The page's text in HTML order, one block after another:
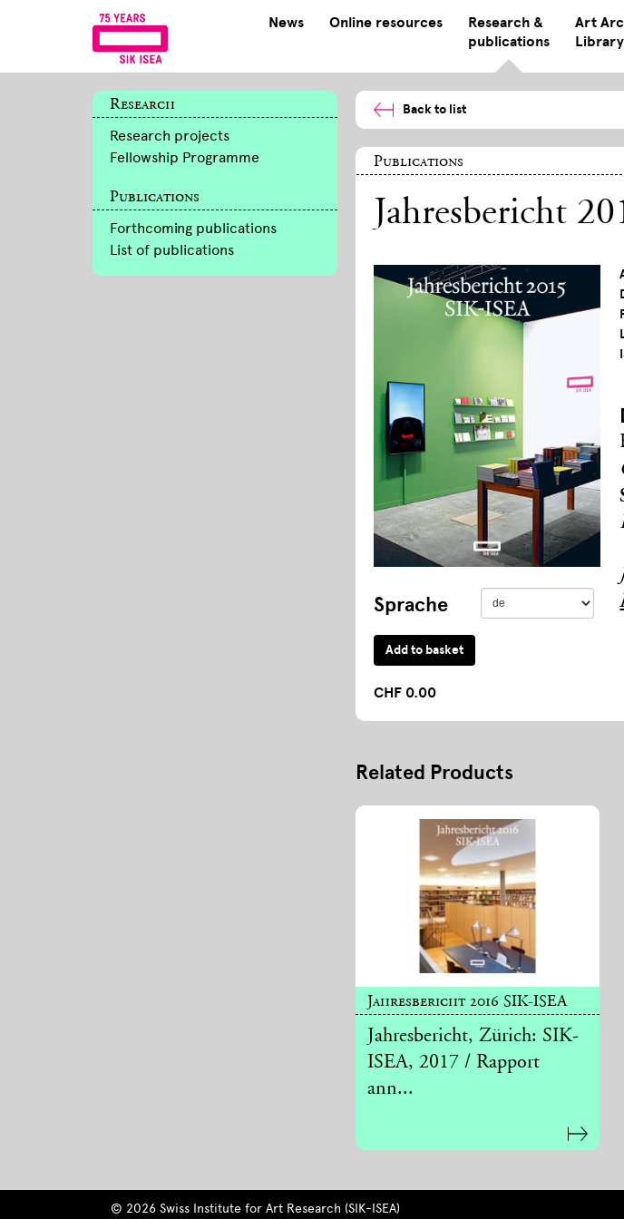
News Online resources
Research &
publications
Art
Library
Research
Research projects
Fellowship Programme
Publications
Forthcoming publications
List of publications
Back to list
Publications
Jahresbericht
Sprache
CHF 0.00
Related Products
Jahresbericht 2016 SIK-ISEA
Jahresbericht, Zürich: SIK-
ISEA, 2017 / Rapport
ann...
© 2026 Swiss Institute for Art Research (SIK-ISEA)